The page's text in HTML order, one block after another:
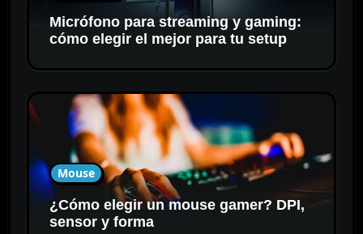
Micrófono para streaming y gaming:
cómo elegir el mejor para tu setup
Mouse
¿Cómo elegir un mouse gamer? DPI,
sensor y forma